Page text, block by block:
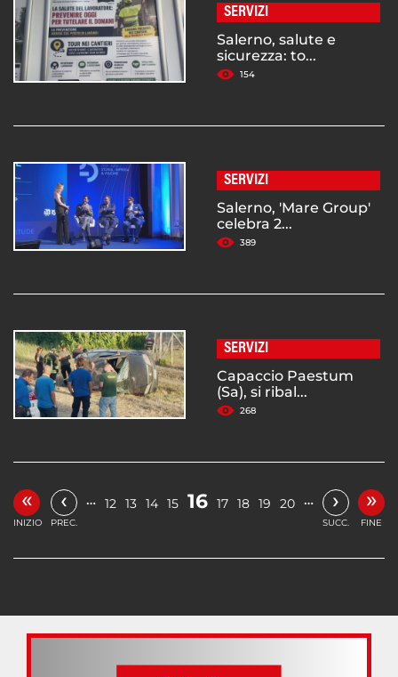
SERVIZI
Salerno, salute e
sicurezza: to...
154
SERVIZI
Salerno, 'Mare Group'
celebra 2...
389
SERVIZI
Capaccio Paestum
(Sa), si ribal...
268
«
INIZIO
‹
PREC.
… 12 13 14 15 16 17 18 19 20 … ›
SUCC.
»
FINE